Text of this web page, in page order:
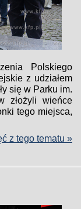
Polskiego
z udziałem
się w Parku im.
złożyli wieńce
tego miejsca,
z tego tematu »